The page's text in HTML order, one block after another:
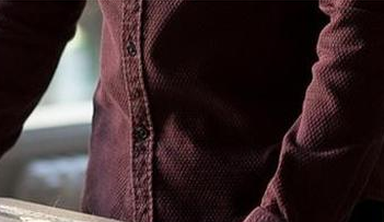
La promotion
Cultiver son
Le Club
Je communique
Votre visibilité